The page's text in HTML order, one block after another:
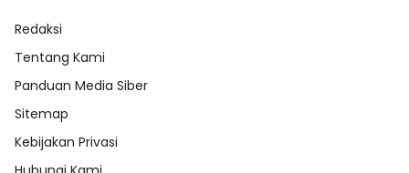
Redaksi
Tentang Kami
Panduan Media Siber
Sitemap
Kebijakan Privasi